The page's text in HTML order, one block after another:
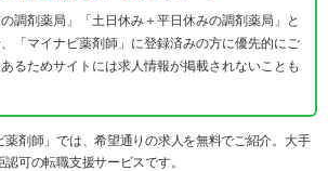
の調剤薬局」「土日休み＋平日休みの調剤薬局」と
「マイナビ薬剤師」に登録済みの方に優先的にご
るためサイトには求人情報が掲載されないことも
薬剤師」では、希望通りの求人を無料でご紹介。大手
可の転職支援サービスです。